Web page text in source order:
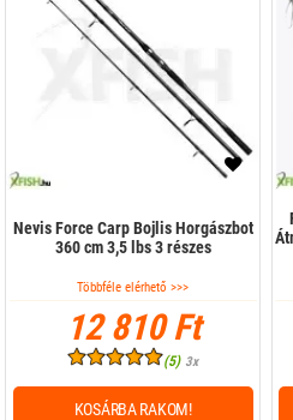
Nevis Force Carp Bojlis Horgászbot
360 cm 3,5 lbs 3 részes
Többféle elérhető >>>
12 810 Ft
(5) 3x
KOSÁRBA RAKOM!